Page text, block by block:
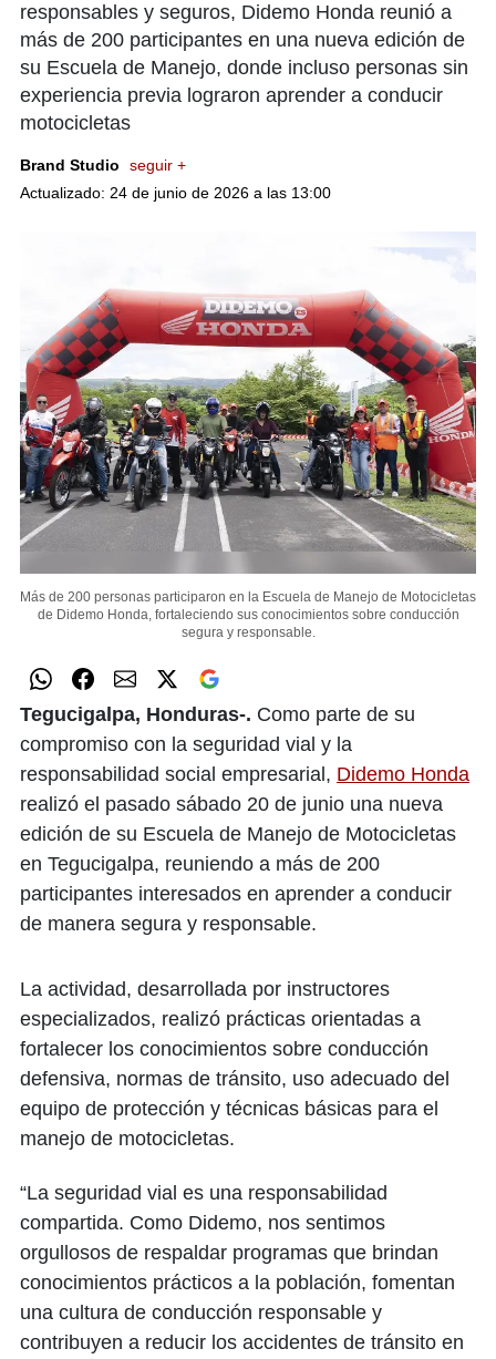
responsables y seguros, Didemo Honda reunió a
más de 200 participantes en una nueva edición de
su Escuela de Manejo, donde incluso personas sin
experiencia previa lograron aprender a conducir
motocicletas
Brand Studio
seguir +
Actualizado: 24 de junio de 2026 a las 13:00
Más de 200 personas participaron en la Escuela de Manejo de Motocicletas
de Didemo Honda, fortaleciendo sus conocimientos sobre conducción
segura y responsable.
Tegucigalpa, Honduras-. Como parte de su
compromiso con la seguridad vial y la
responsabilidad social empresarial, Didemo Honda
realizó el pasado sábado 20 de junio una nueva
edición de su Escuela de Manejo de Motocicletas
en Tegucigalpa, reuniendo a más de 200
participantes interesados en aprender a conducir
de manera segura y responsable.
La actividad, desarrollada por instructores
especializados, realizó prácticas orientadas a
fortalecer los conocimientos sobre conducción
defensiva, normas de tránsito, uso adecuado del
equipo de protección y técnicas básicas para el
manejo de motocicletas.
“La seguridad vial es una responsabilidad
compartida. Como Didemo, nos sentimos
orgullosos de respaldar programas que brindan
conocimientos prácticos a la población, fomentan
una cultura de conducción responsable y
contribuyen a reducir los accidentes de tránsito en